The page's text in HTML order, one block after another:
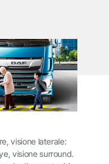
visione laterale:
visione surround.